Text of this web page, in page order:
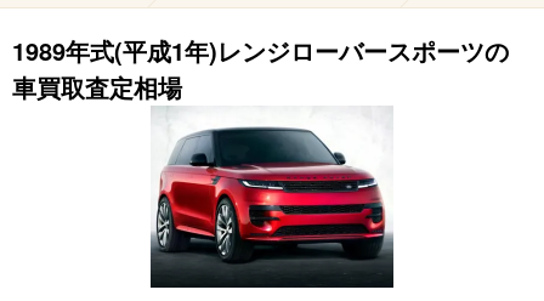
1989年式(平成1年)レンジローバースポーツの
車買取査定相場